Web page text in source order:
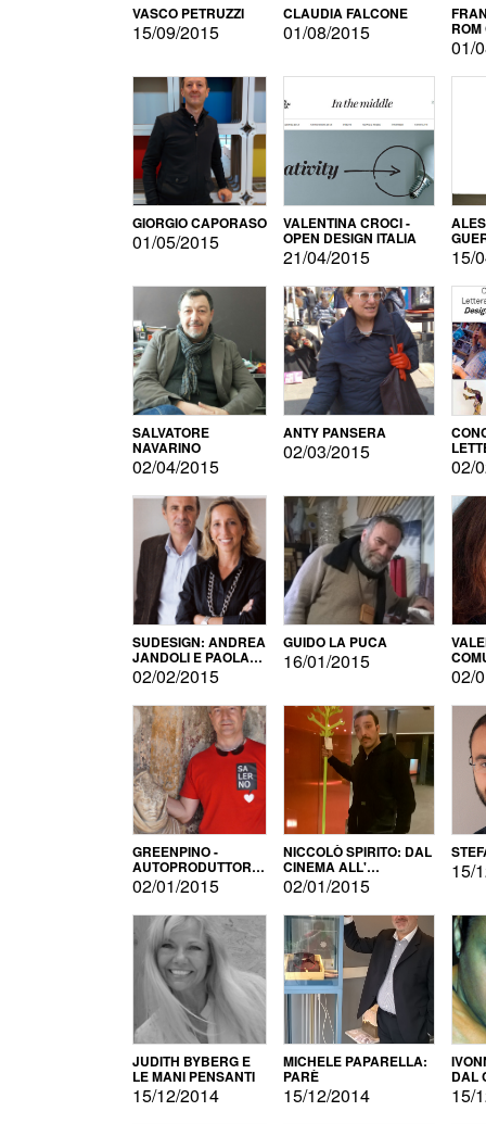
VASCO PETRUZZI
15/09/2015
CLAUDIA FALCONE
01/08/2015
01/
GIORGIO CAPORASO
01/05/2015
VALENTINA CROCI -
OPEN DESIGN ITALIA
21/04/2015 15/
SALVATORE
NAVARINO
02/04/2015
ANTY PANSERA
02/03/2015
02/
SUDESIGN: ANDREA
JANDOLI E PAOLA
PISAPIA
02/02/2015
GUIDO LA PUCA
16/01/2015
02/
GREENPINO -
AUTOPRODUTTORE
PER AMORE
02/01/2015
NICCOLÒ SPIRITO: DAL
CINEMA ALL'
AUTOPRODUZIONE
02/01/2015
15/
JUDITH BYBERG E
LE MANI PENSANTI
15/12/2014
MICHELE PAPARELLA:
PARÈ
15/12/2014
DAL
15/